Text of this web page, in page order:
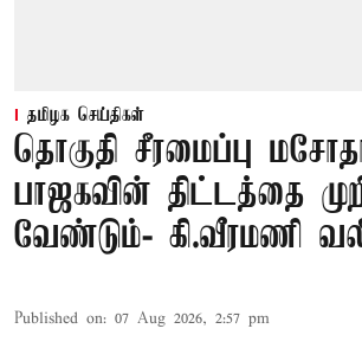
தமிழக செய்திகள்
தொகுதி சீரமைப்பு
பாஜகவின் திட்டத்தை
வேண்டும்- கி.வீரமணி
Published on: 07 Aug 2026, 2:57 pm